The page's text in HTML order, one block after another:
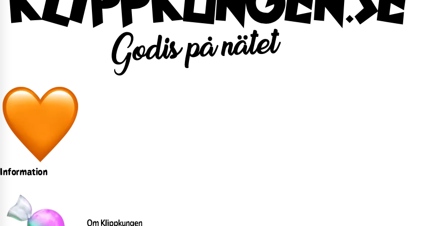
Information
Om Klippkungen